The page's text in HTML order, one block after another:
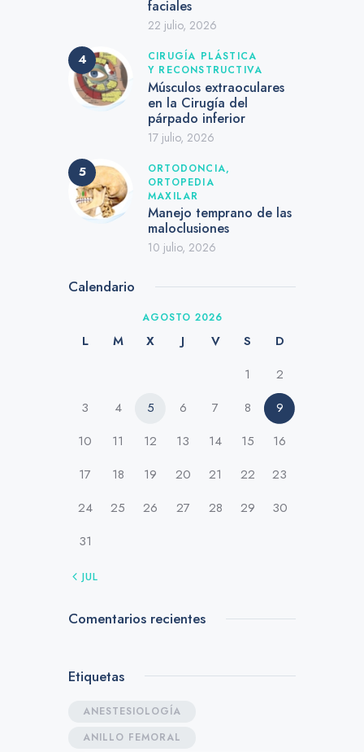
faciales
22 julio, 2026
CIRUGÍA PLÁSTICA
Y RECONSTRUCTIVA
Músculos extraoculares
en la Cirugía del
párpado inferior
17 julio, 2026
ORTODONCIA,
ORTOPEDIA
MAXILAR
Manejo temprano de las
maloclusiones
10 julio, 2026
Calendario
AGOSTO 2026
L M X J V S
D
1
2
3
4 5 6 7 8
9
10
11 12 13 14 15
16
17
18 19 20 21 22
23
24
25 26 27 28 29
30
31
« JUL
Comentarios recientes
Etiquetas
ANESTESIOLOGÍA
ANILLO FEMORAL